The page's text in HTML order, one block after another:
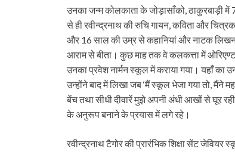
उनका जन्म कोलकाता के जोड़ासाँको, ठाकुरबाड़ी
से ही रवीन्द्रनाथ की रुचि गायन, कविता और
और 16 साल की उम्र से कहानियां और नाटक
आराम से बीता। कुछ माह तक वे कलकत्ता में
उनका प्रवेश नार्मन स्कूल में कराया गया। यहाँ
उन्होंने बाद में लिखा जब ‘मैं स्कूल भेजा गया तो, मैंने
बेंच तथा सीधी दीवारें मुझे अपनी अंधी आखों से घूर
के अनुरूप बनाने के प्रयास में लगे रहे।
रवीन्द्रनाथ टैगोर की प्रारंभिक शिक्षा सेंट